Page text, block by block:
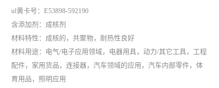
ul黄卡号：E53898-592190
含添加剂：成核剂
材料特性：成核的，共聚物，耐热性良好
材料用途：电气/电子应用领域，电器用具，动力/其它工具，工程
配件，家用货品，连接器，汽车领域的应用，汽车内部零件，体
育用品，照明应用